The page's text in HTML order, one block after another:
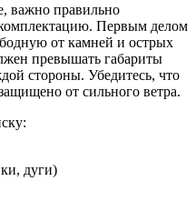
важно правильно
Первым делом
от камней и острых
превышать габариты
стороны. Убедитесь, что
от сильного ветра.
дуги)